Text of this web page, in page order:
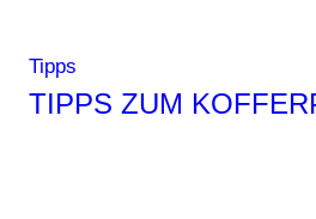
Tipps
TIPPS ZUM